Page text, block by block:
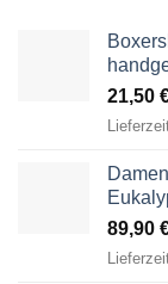
21,50
89,90